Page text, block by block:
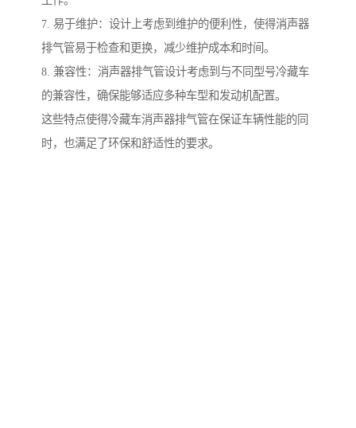
7. 易于维护：设计上考虑到维护的便利性，使得消声器
排气管易于检查和更换，减少维护成本和时间。
8. 兼容性：消声器排气管设计考虑到与不同型号冷藏车
的兼容性，确保能够适应多种车型和发动机配置。
这些特点使得冷藏车消声器排气管在保证车辆性能的同
时，也满足了环保和舒适性的要求。